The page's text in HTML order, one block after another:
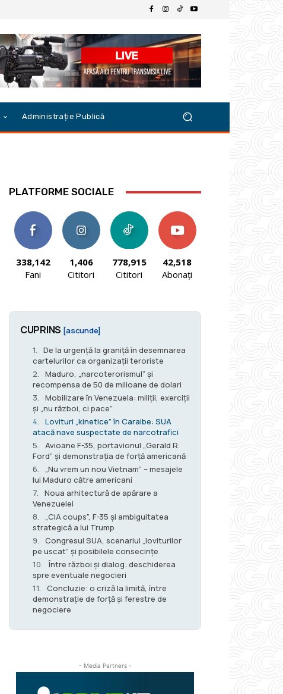
Administrație Publică
PLATFORME SOCIALE
338,142
Fani
1,406
Cititori
778,915
Cititori
42,518
Abonați
CUPRINS [ascunde]
De la urgență la graniță în desemnarea
cartelurilor ca organizații teroriste
Maduro, „narcoterorismul” și
recompensa de 50 de milioane de dolari
Mobilizare în Venezuela: miliții, exerciții
și „nu război, ci pace”
Lovituri „kinetice” în Caraibe: SUA
atacă nave suspectate de narcotrafici
Avioane F-35, portavionul „Gerald R.
Ford” și demonstrația de forță americană
„Nu vrem un nou Vietnam” – mesajele
lui Maduro către americani
Noua arhitectură de apărare a
Venezuelei
„CIA coups”, F-35 și ambiguitatea
strategică a lui Trump
Congresul SUA, scenariul „loviturilor
pe uscat” și posibilele consecințe
Între război și dialog: deschiderea
spre eventuale negocieri
Concluzie: o criză la limită, între
demonstrație de forță și ferestre de
negociere
- Media Partners -